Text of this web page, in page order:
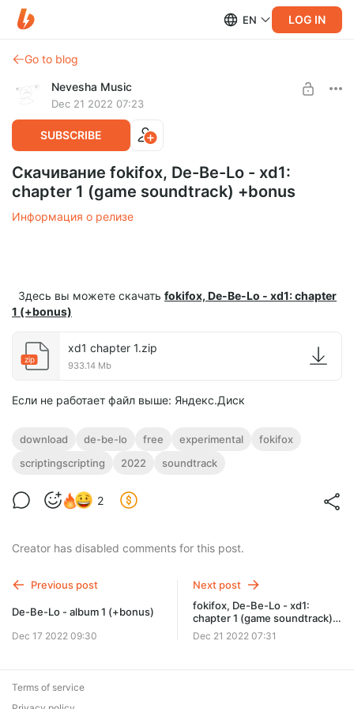
EN LOG IN
Go to blog
Nevesha Music
Dec 21 2022 07:23
SUBSCRIBE
Скачивание fokifox, De-Be-Lo - xd1:
chapter 1 (game soundtrack) +bonus
Информация о релизе
Здесь вы можете скачать fokifox, De-Be-Lo - xd1: chapter
1 (+bonus)
zip
xd1 chapter 1.zip
933.14 Mb
Если не работает файл выше: Яндекс.Диск
download de-be-lo free experimental
fokifox
scriptingscripting
2022 soundtrack
2
Creator has disabled comments for this post.
Previous post
De-Be-Lo - album 1 (+bonus)
Dec 17 2022 09:30
Next post
fokifox, De-Be-Lo - xd1:
chapter 1 (game soundtrack)
+bonus
Dec 21 2022 07:31
Terms of service